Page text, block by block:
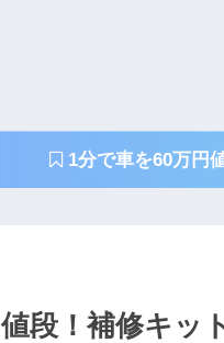
1分で車を60万円
段！補修キッ